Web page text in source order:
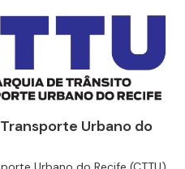
Urbano do